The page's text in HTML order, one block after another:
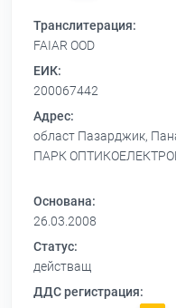
Транслитерация:
FAIAR OOD
ЕИК:
200067442
Адрес:
област Пазарджик,
ПАРК
Основана:
26.03.2008
Статус:
действащ
ДДС регистрация: